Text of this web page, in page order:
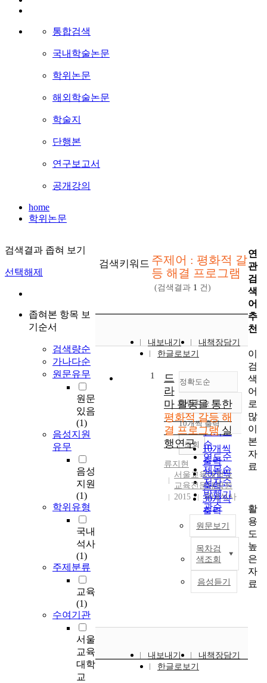
통합검색
국내학술논문
학위논문
해외학술논문
학술지
단행본
연구보고서
공개강의
home
학위논문
검색결과 좁혀 보기
선택해제
좁혀본 항목 보
기순서
검색량순
가나다순
원문유무
원문
있음
(1)
음성지원
유무
음성
지원
(1)
학위유형
국내
석사
(1)
주제분류
교육
(1)
수여기관
서울
교육
대학
교
검색키워드 주제어 : 평화적 갈
등 해결 프로그램
(검색결과 1 건)
내보내기
내책장담기
한글로보기
정확도순
정확도
순
인기도
순
연도순
제목순
저자순
발행기
관순
내림차순
내림차순
10개씩 출력
10개씩
출력
20개씩
출력
30개씩
출력
50개씩
출력
100개씩
출력
조회
1
드
라
마 활동을 통한
평화적 갈등 해
결 프로그램 실
행연구
류지현
서울교육대학교
교육전문대학원
2015
국내석사
원문보기
목차검
색조회
음성듣기
i
내보내기
내책장담기
한글로보기
연
관
검
색
어
추
천
이
검
색
어
로
많
이
본
자
료
활
용
도
높
은
자
료